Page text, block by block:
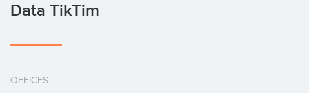
Data TikTim
OFFICES